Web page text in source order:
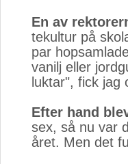
En av
tekultur på
par
vanilj eller
luktar", fick jag
Efter hand
sex, så nu var
året. Men det